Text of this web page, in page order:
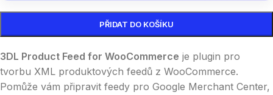
PŘIDAT DO KOŠÍKU
3DL Product Feed for WooCommerce je plugin pro
tvorbu XML produktových feedů z WooCommerce.
Pomůže vám připravit feedy pro Google Merchant Center,